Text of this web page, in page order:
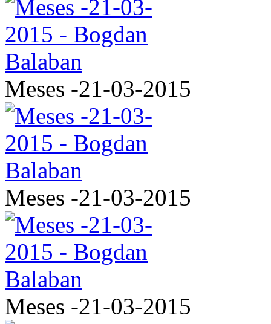
Meses -21-03-2015
Meses -21-03-2015
Meses -21-03-2015